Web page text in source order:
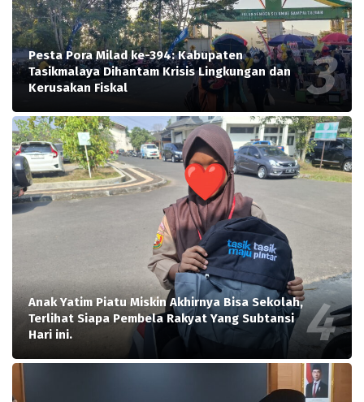
Pesta Pora Milad ke-394: Kabupaten
Tasikmalaya Dihantam Krisis Lingkungan dan
Kerusakan Fiskal
Anak Yatim Piatu Miskin Akhirnya Bisa Sekolah,
Terlihat Siapa Pembela Rakyat Yang Subtansi
Hari ini.